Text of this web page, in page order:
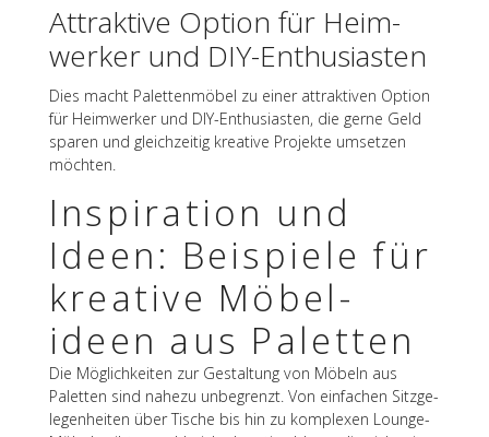
Attrak­tive Option für Heim­
wer­ker und DIY-Enthusiasten
Dies macht Palet­ten­mö­bel zu einer attrak­ti­ven Option
für Heim­wer­ker und DIY-Enthu­si­as­ten, die gerne Geld
sparen und gleich­zei­tig krea­tive Projekte umset­zen
möchten.
Inspi­ra­tion und
Ideen: Beispiele für
krea­tive Möbel­
ideen aus Paletten
Die Möglich­kei­ten zur Gestal­tung von Möbeln aus
Palet­ten sind nahezu unbe­grenzt. Von einfa­chen Sitz­ge­
le­gen­hei­ten über Tische bis hin zu komple­xen Lounge-